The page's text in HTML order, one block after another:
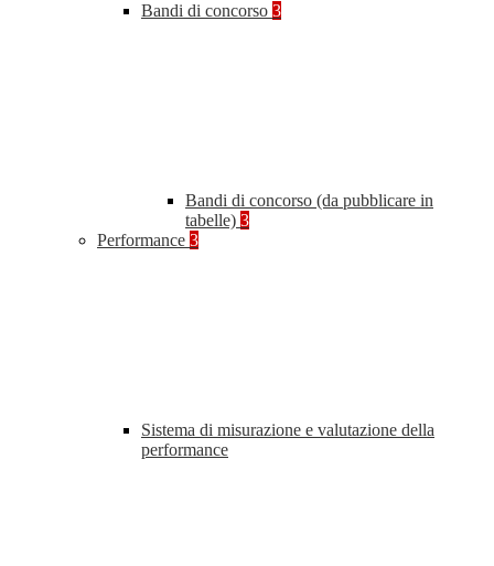
Bandi di concorso 3
Bandi di concorso (da pubblicare in
tabelle) 3
Performance 3
Sistema di misurazione e valutazione della
performance